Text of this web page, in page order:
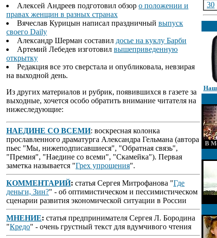
Алексей Андреев подготовил обзор о положении и
правах женщин в разных странах
Вячеслав Курицын написал праздничный выпуск
своего Daily
Александр Шерман составил досье на куклу Барби
Артемий Лебедев изготовил вышеприведенную
открытку
Редакция все это сверстала и опубликовала, невзирая
на выходной день.
Из других материалов и рубрик, появившихся в газете за
выходные, хочется особо обратить внимание читателя на
нижеследующие:
НАЕДИНЕ СО ВСЕМИ: воскресная колонка
прославленного драматурга Александра Гельмана (автора
пьес "Мы, нижеподписавшиеся", "Обратная связь",
"Премия", "Наедине со всеми", "Скамейка"). Первая
заметка называется "Грех упрощения".
КОММЕНТАРИЙ: статья Сергея Митрофанова "Где
деньги, Зин?" - об оптимистическом и пессимистическом
сценарии развития экономической ситуации в России
МНЕНИЕ: статья предпринимателя Сергея Л. Бородина
"Кредо" - очень грустный текст для вдумчивого чтения
30
В